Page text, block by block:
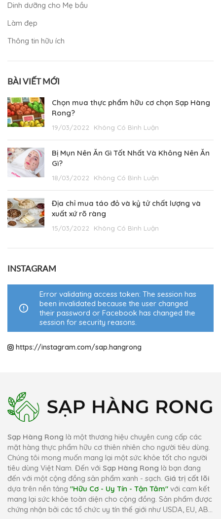
Dinh dưỡng cho Mẹ bầu
Làm đẹp
Thông tin hữu ích
BÀI VIẾT MỚI
Chọn mua thực phẩm hữu cơ chọn Sạp Hàng
Rong?
19/03/2022 Không Có Bình Luận
Bị Mụn Nên Ăn Gì Tốt Nhất Và Không Nên Ăn
Gì?
18/03/2022 Không Có Bình Luận
Địa chỉ mua táo đỏ và kỷ tử chất lượng và
xuất xứ rõ ràng
15/03/2022 Không Có Bình Luận
INSTAGRAM
Error validating access token: The session has
been invalidated because the user changed
their password or Facebook has changed the
session for security reasons.
https://instagram.com/sap.hangrong
Sạp Hàng Rong là một thương hiệu chuyên cung cấp các
mặt hàng thực phẩm hữu cơ thiên nhiên cho người tiêu dùng.
Chúng tôi mong muốn mang lại một sức khỏe tốt cho người
tiêu dùng Việt Nam. Đến với Sạp Hàng Rong là bạn đang
đến với một cộng đồng sản phẩm xanh - sạch. Giá trị cốt lõi
dựa trên nền tảng "Hữu Cơ - Uy Tín - Tận Tâm" với cam kết
mang lại sức khỏe toàn diện cho cộng đồng. Sản phẩm được
chứng nhận bởi các tổ chức uy tín thế giới như USDA, EU, AB...